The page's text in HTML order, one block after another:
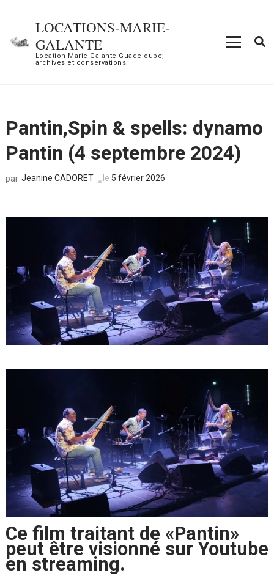
contenu
LOCATIONS-MARIE-
GALANTE
Location Marie Galante Guadeloupe;
archives et conservations.
Pantin,Spin & spells: dynamo
Pantin (4 septembre 2024)
par Jeanine CADORET le 5 février 2026
Ce film traitant de «Pantin»
peut être visionné sur Youtube
en streaming.